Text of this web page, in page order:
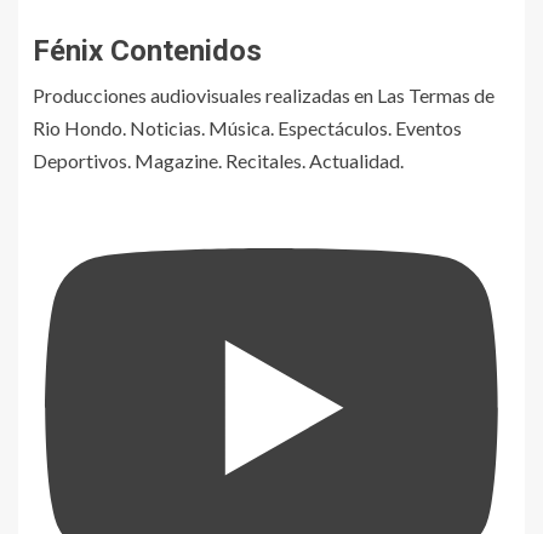
Fénix Contenidos
Producciones audiovisuales realizadas en Las Termas de
Rio Hondo. Noticias. Música. Espectáculos. Eventos
Deportivos. Magazine. Recitales. Actualidad.